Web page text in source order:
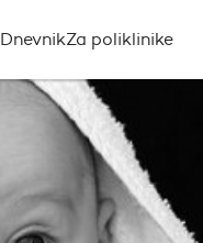
DnevnikZa poliklinike